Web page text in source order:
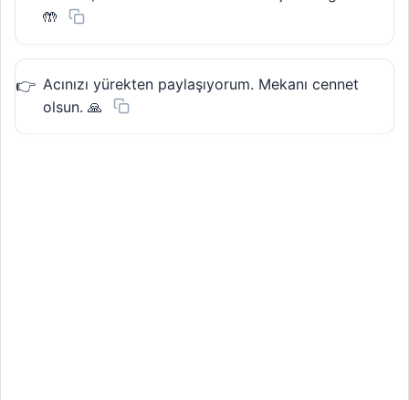
🤲
Acınızı yürekten paylaşıyorum. Mekanı cennet
olsun. 🙏